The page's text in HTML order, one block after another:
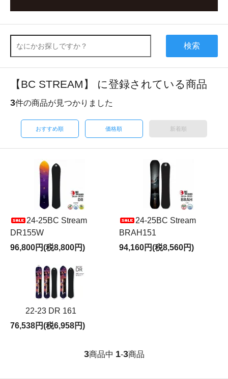
検索
【BC STREAM】 に登録されている商品
3件の商品が見つかりました
おすすめ順 価格順 新着順
24-25BC Stream
DR155W
96,800円(税8,800円)
24-25BC Stream
BRAH151
94,160円(税8,560円)
22-23 DR 161
76,538円(税6,958円)
3商品中 1-3商品